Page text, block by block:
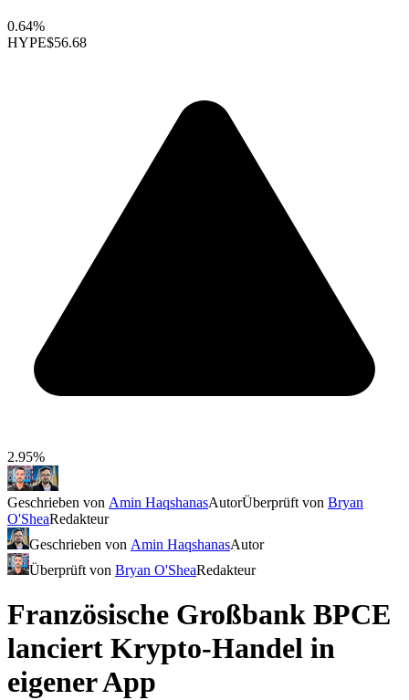
0.64%
HYPE$56.68
2.95%
Geschrieben von Amin HaqshanasAutorÜberprüft von Bryan
O'SheaRedakteur
Geschrieben von Amin HaqshanasAutor
Überprüft von Bryan O'SheaRedakteur
Französische Großbank BPCE
lanciert Krypto-Handel in
eigener App